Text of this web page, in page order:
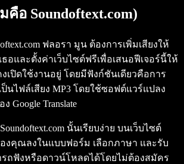
คือ Soundoftext.com)
ฟลอรา มูน ต้องการเพิ่มเสียงให้
อและตั้งค่าเว็บไซต์ฟรีเพื่อเสนอฟีเจอร์นี้ให้
เปิดใช้งานอยู่ โดยมีฟังก์ชันเดียวคือการ
นไฟล์เสียง MP3 โดยใช้ซอฟต์แวร์แปลง
Google Translate
นั้นเรียบง่าย บนเว็บไซต์
งคุณลงในแบบฟอร์ม เลือกภาษา และรับ
ถฟังหรือดาวน์โหลดได้โดยไม่ต้องสมัคร